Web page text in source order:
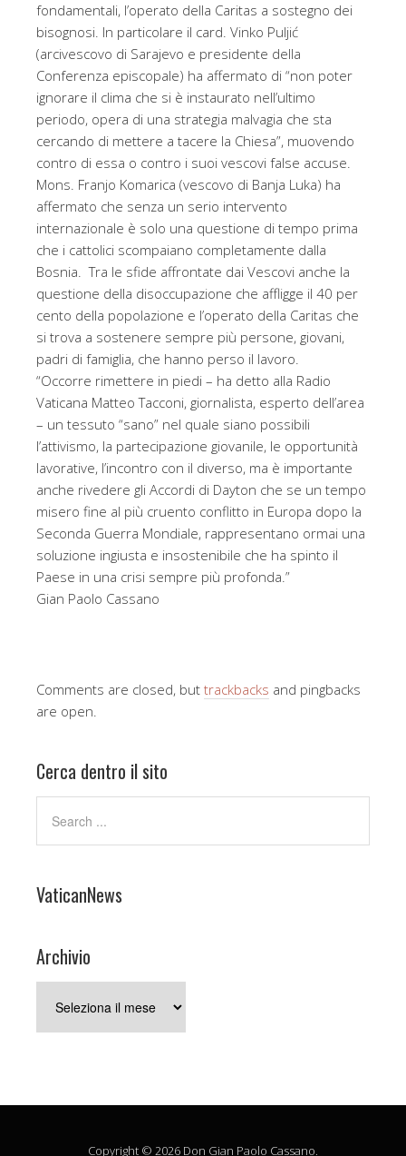
fondamentali, l’operato della Caritas a sostegno dei
bisognosi. In particolare il card. Vinko Puljić
(arcivescovo di Sarajevo e presidente della
Conferenza episcopale) ha affermato di “non poter
ignorare il clima che si è instaurato nell’ultimo
periodo, opera di una strategia malvagia che sta
cercando di mettere a tacere la Chiesa”, muovendo
contro di essa o contro i suoi vescovi false accuse.
Mons. Franjo Komarica (vescovo di Banja Luka) ha
affermato che senza un serio intervento
internazionale è solo una questione di tempo prima
che i cattolici scompaiano completamente dalla
Bosnia. Tra le sfide affrontate dai Vescovi anche la
questione della disoccupazione che affligge il 40 per
cento della popolazione e l’operato della Caritas che
si trova a sostenere sempre più persone, giovani,
padri di famiglia, che hanno perso il lavoro.
“Occorre rimettere in piedi – ha detto alla Radio
Vaticana Matteo Tacconi, giornalista, esperto dell’area
– un tessuto “sano” nel quale siano possibili
l’attivismo, la partecipazione giovanile, le opportunità
lavorative, l’incontro con il diverso, ma è importante
anche rivedere gli Accordi di Dayton che se un tempo
misero fine al più cruento conflitto in Europa dopo la
Seconda Guerra Mondiale, rappresentano ormai una
soluzione ingiusta e insostenibile che ha spinto il
Paese in una crisi sempre più profonda.”
Gian Paolo Cassano
Comments are closed, but trackbacks and pingbacks
are open.
Cerca dentro il sito
VaticanNews
Archivio
Copyright © 2026 Don Gian Paolo Cassano.